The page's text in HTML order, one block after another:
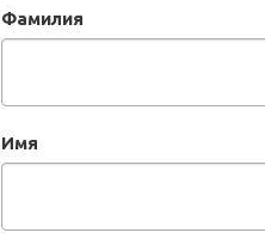
Фамилия
Имя